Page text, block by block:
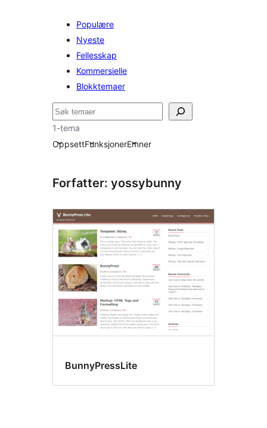
Populære
Nyeste
Fellesskap
Kommersielle
Blokktemaer
Søk
1-tema
OppsettFunksjonerEmner
Forfatter: yossybunny
BunnyPressLite